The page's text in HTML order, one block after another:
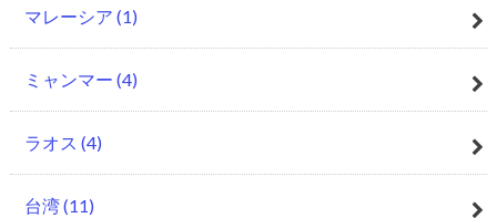
マレーシア (1)
ミャンマー (4)
ラオス (4)
台湾(11)